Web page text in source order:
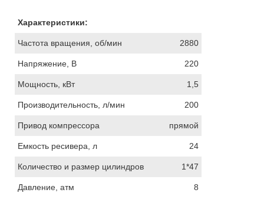
Характеристики:
Частота вращения, об/мин 2880
Напряжение, В 220
Мощность, кВт 1,5
Производительность, л/мин 200
Привод компрессора прямой
Емкость ресивера, л 24
Количество и размер цилиндров 1*47
Давление, атм 8